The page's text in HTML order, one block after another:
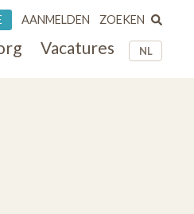
NL
Vacatures
AANMELDEN ZOEKEN